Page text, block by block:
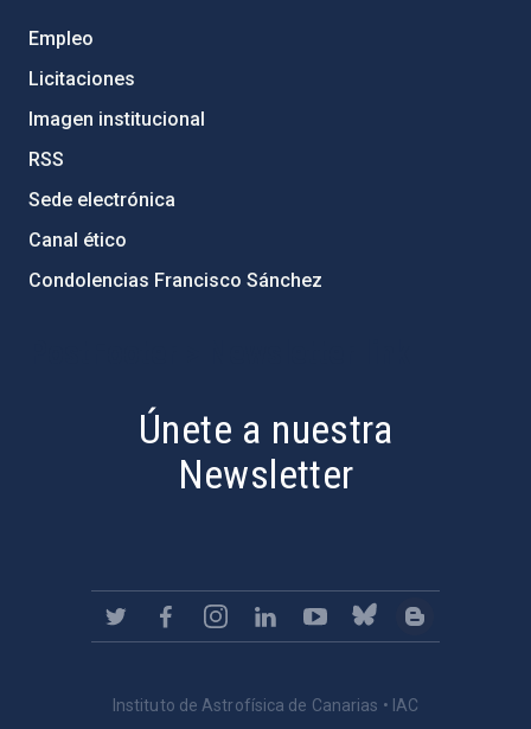
Empleo
Licitaciones
Imagen institucional
RSS
Sede electrónica
Canal ético
Condolencias Francisco Sánchez
Únete a nuestra
Newsletter
Instituto de Astrofísica de Canarias • IAC